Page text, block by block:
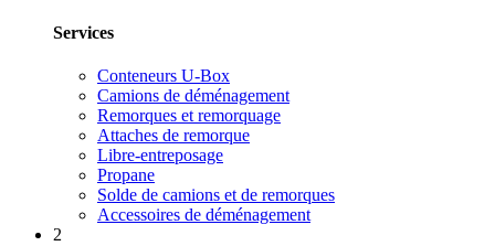
Services
Conteneurs U-Box
Camions de déménagement
Remorques et remorquage
Attaches de remorque
Libre-entreposage
Propane
Solde de camions et de remorques
Accessoires de déménagement
2